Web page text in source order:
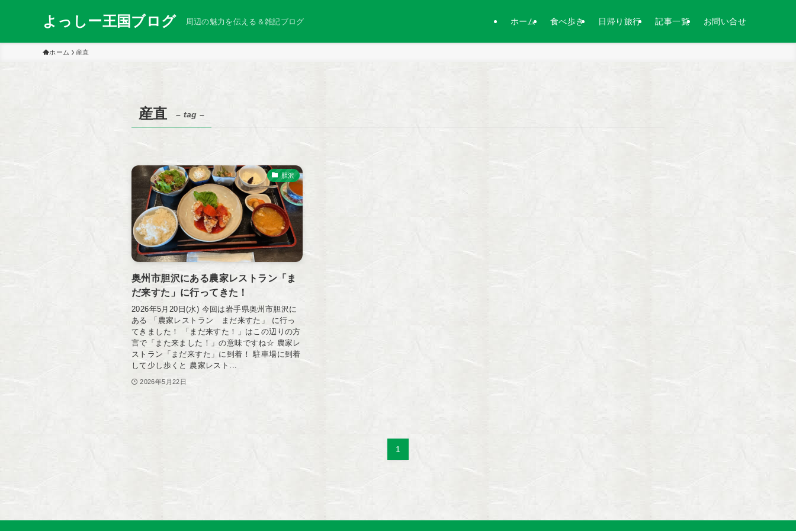
よっしー王国ブログ 周辺の魅力を伝える＆雑記ブログ ホーム 食べ歩き 日帰り旅行 記事一覧 お問い合せ
ホーム 産直
産直 – tag –
胆沢
奥州市胆沢にある農家レストラン「ま
だ来すた」に行ってきた！
2026年5月20日(水) 今回は岩手県奥州市胆沢に
ある 「農家レストラン まだ来すた」 に行っ
てきました！ 「まだ来すた！」はこの辺りの方
言で「また来ました！」の意味ですね☆ 農家レ
ストラン「まだ来すた」に到着！ 駐車場に到着
して少し歩くと 農家レスト...
2026年5月22日
1